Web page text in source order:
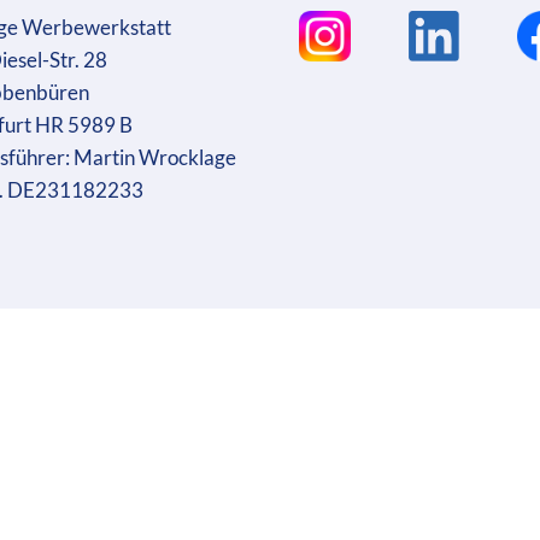
Werbewerkstatt
Str. 28
HR 5989 B
Martin Wrocklage
DE231182233